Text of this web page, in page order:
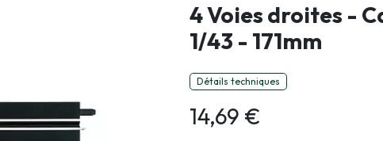
4 Voies droites -
1/43 - 171mm
Détails techniques
14,69 €